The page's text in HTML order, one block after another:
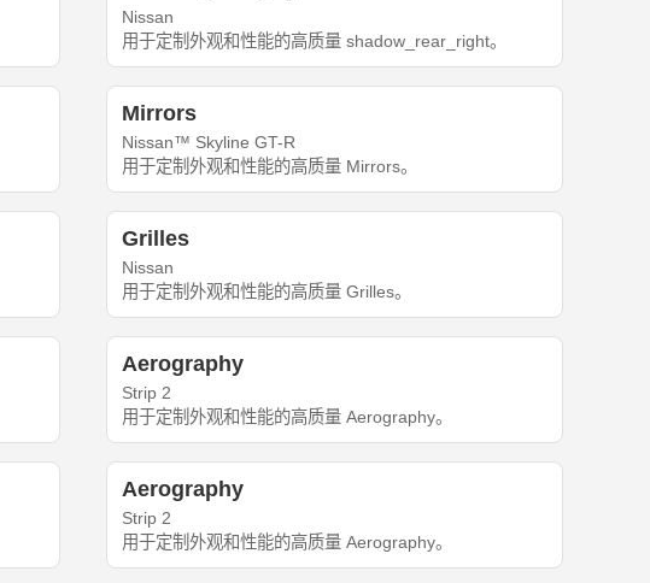
Nissan
用于定制外观和性能的高质量 shadow_rear_right。
Mirrors
Nissan™ Skyline GT-R
用于定制外观和性能的高质量 Mirrors。
Grilles
Nissan
用于定制外观和性能的高质量 Grilles。
Aerography
Strip 2
用于定制外观和性能的高质量 Aerography。
Aerography
Strip 2
用于定制外观和性能的高质量 Aerography。